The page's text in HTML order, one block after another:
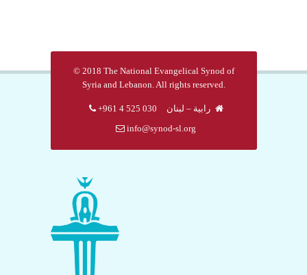
© 2018 The National Evangelical Synod of
Syria and Lebanon. All rights reserved.
رابية – لبنان
030 525 4 961+
info@synod-sl.org